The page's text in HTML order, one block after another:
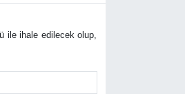
ile ihale edilecek olup,